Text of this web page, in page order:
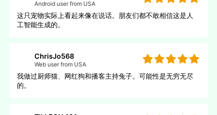
Android user from USA
这只宠物实际上看起来像在说话。朋友们都不敢相信这是人
工智能生成的。
ChrisJo568
Web user from USA
我做过厨师猫、网红狗和播客主持兔子。可能性是无穷无尽
的。